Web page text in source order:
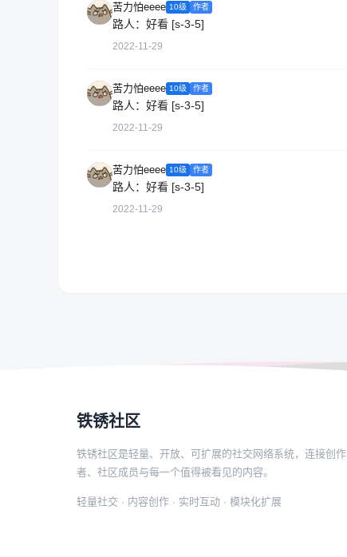
苦力怕eeee 10级 作者
路人：好看 [s-3-5]
2022-11-29
苦力怕eeee 10级 作者
路人：好看 [s-3-5]
2022-11-29
苦力怕eeee 10级 作者
路人：好看 [s-3-5]
2022-11-29
铁锈社区
铁锈社区是轻量、开放、可扩展的社交网络系统，连接创作
者、社区成员与每一个值得被看见的内容。
轻量社交 · 内容创作 · 实时互动 · 模块化扩展